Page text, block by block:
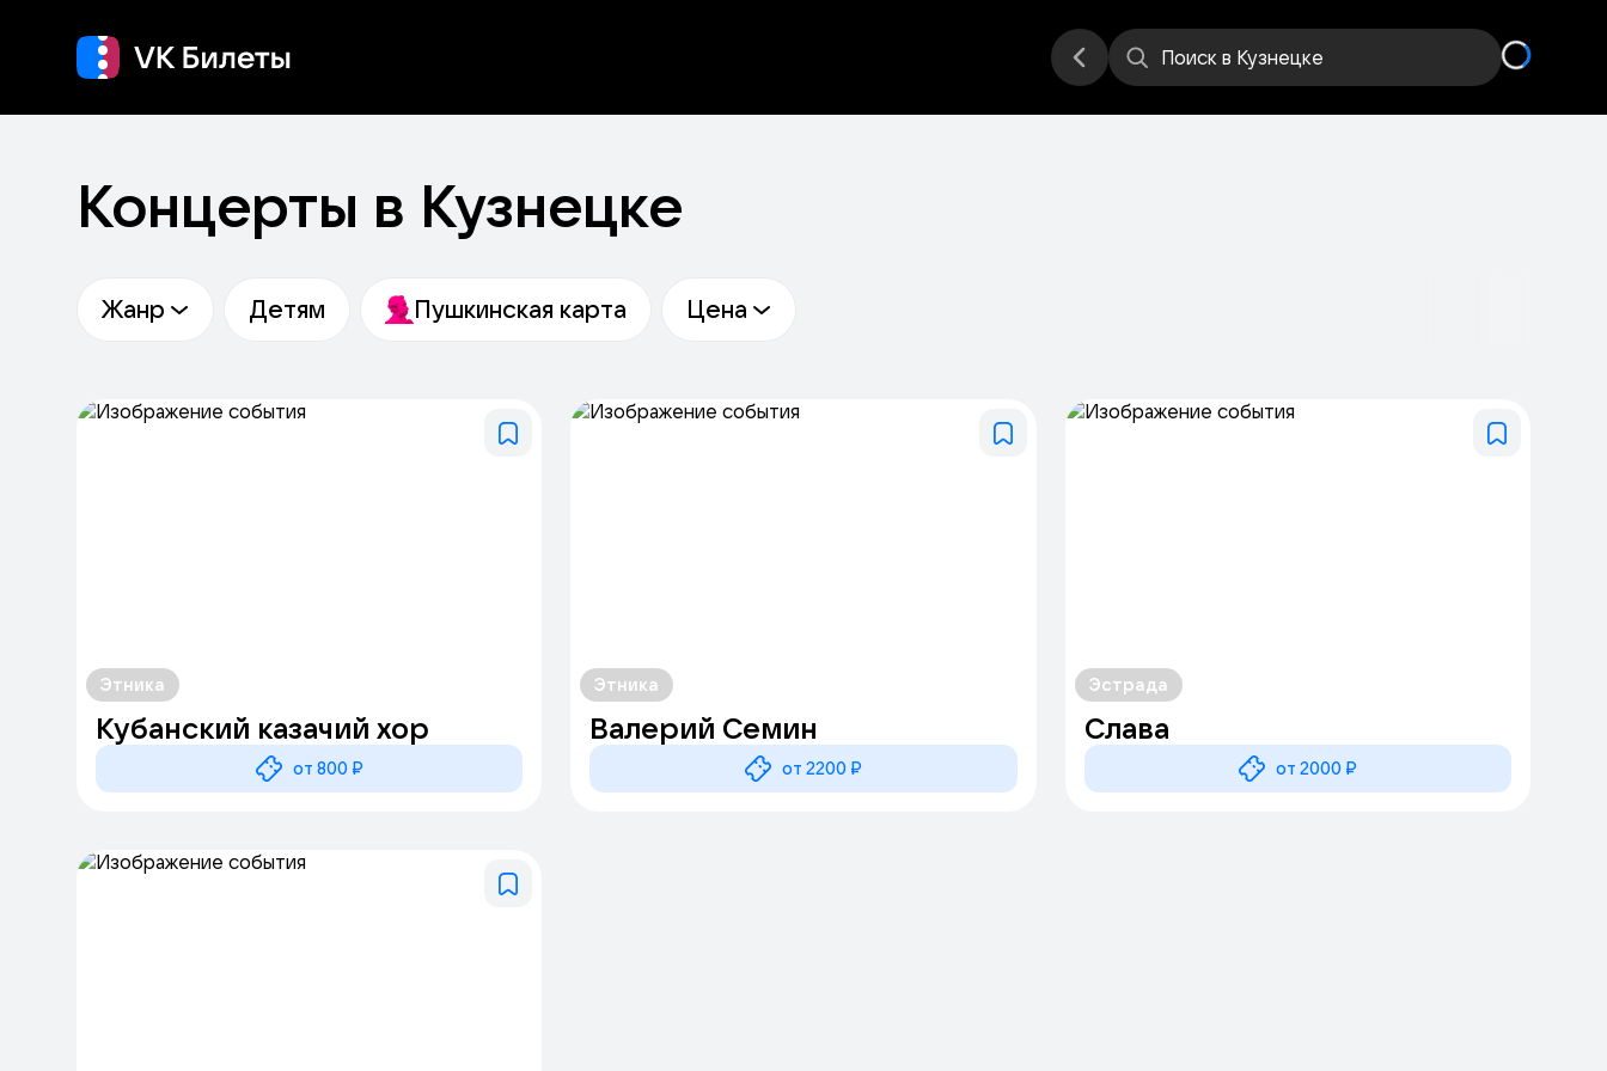
Поиск в Кузнецке
Места
Концерты в Кузнецке
Жанр Детям Пушкинская карта Цена
Этника
Кубанский казачий хор
от 800 ₽
Этника
Валерий Семин
от 2200 ₽
Эстрада
Слава
от 2000 ₽